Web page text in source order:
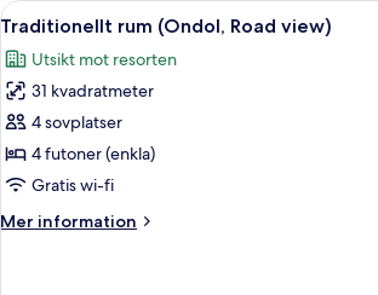
Road
Öppna
alla
foton
för
Traditionellt
rum
(Ondol,
view)
Ett rum med
5
Traditionellt rum (Ondol, Road view)
Utsikt mot resorten
31 kvadratmeter
4 sovplatser
4 futoner (enkla)
Gratis wi-fi
Mer information
Mer